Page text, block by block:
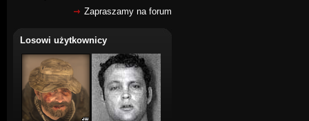
Zapraszamy na forum
Losowi użytkownicy